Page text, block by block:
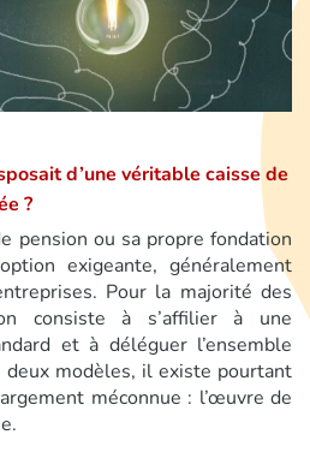
d’une véritable caisse de
?
pension ou sa propre fondation
exigeante, généralement
Pour la majorité des
consiste à s’affilier à une
et à déléguer l’ensemble
deux modèles, il existe pourtant
méconnue : l’œuvre de